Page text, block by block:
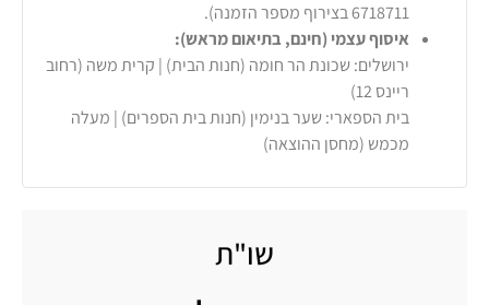
6718711 בצירוף מספר הזמנה).
איסוף עצמי (חינם, בתיאום מראש):
ירושלים: שכונת הר חומה (חנות הבית) | קרית משה (רחוב
ריינס 12)
בית הספארי: שער בנימין (חנות בית הספרים) | מעלה
מכמש (מחסן ההוצאה)
שו"ת